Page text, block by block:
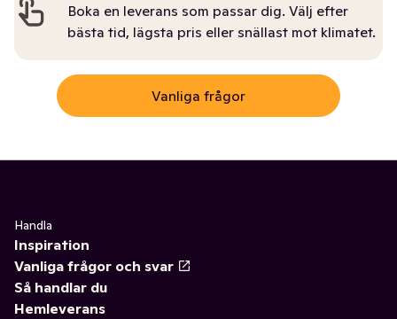
Boka en leverans som passar dig. Välj efter
bästa tid, lägsta pris eller snällast mot klimatet.
Vanliga frågor
Handla
Inspiration
Vanliga frågor och svar
Så handlar du
Hemleverans